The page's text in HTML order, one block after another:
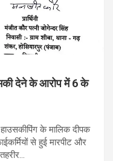
देने के आरोप में 6 के
के मालिक दीपक
से हुई मारपीट और